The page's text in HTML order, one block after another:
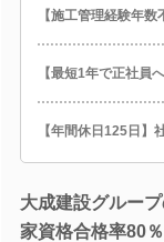
【施工管理経験年
【最短1年で正社員
【年間休日125日
大成建設グルー
家資格合格率80